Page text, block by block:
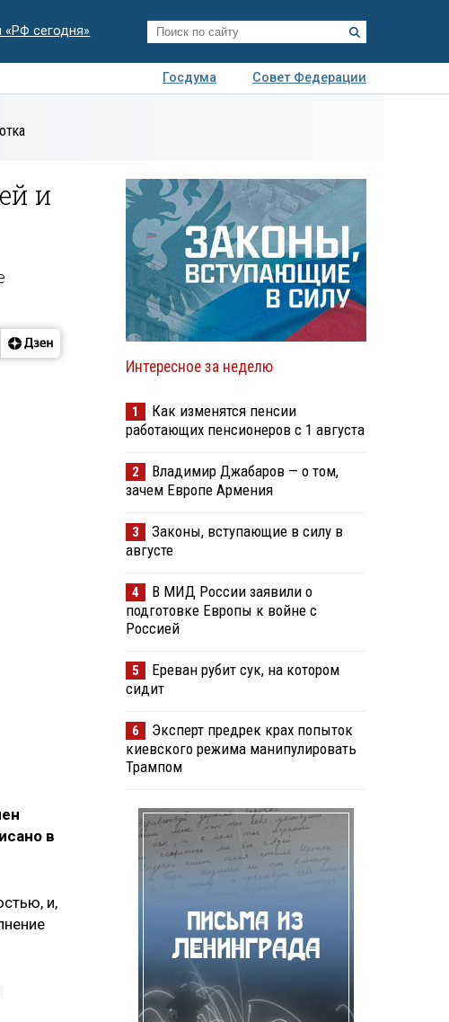
«РФ сегодня»
Госдума
Совет Федерации
и
в
и,
Интересное за неделю
1
Как изменятся пенсии
работающих пенсионеров с 1 августа
2
Владимир Джабаров — о том,
зачем Европе Армения
3
Законы, вступающие в силу в
августе
4
В МИД России заявили о
подготовке Европы к войне с
Россией
5
Ереван рубит сук, на котором
сидит
6
Эксперт предрек крах попыток
киевского режима манипулировать
Трампом